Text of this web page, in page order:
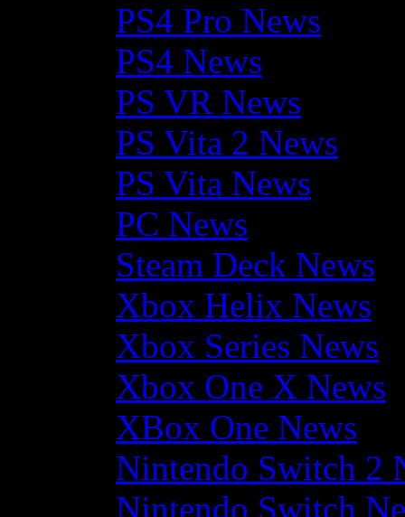
PS4 Pro News
PS4 News
PS VR News
PS Vita 2 News
PS Vita News
PC News
Steam Deck News
Xbox Helix News
Xbox Series News
Xbox One X News
XBox One News
Nintendo Switch 2
Nintendo Switch